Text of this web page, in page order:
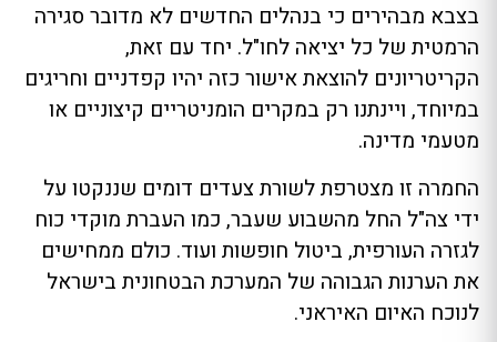
בצבא מבהירים כי בנהלים החדשים לא מדובר סגירה
הרמטית של כל יציאה לחו"ל. יחד עם זאת,
הקריטריונים להוצאת אישור כזה יהיו קפדניים וחריגים
במיוחד, ויינתנו רק במקרים הומניטריים קיצוניים או
מטעמי מדינה.
החמרה זו מצטרפת לשורת צעדים דומים שננקטו על
ידי צה"ל החל מהשבוע שעבר, כמו העברת מוקדי כוח
לגזרה העורפית, ביטול חופשות ועוד. כולם ממחישים
את הערנות הגבוהה של המערכת הבטחונית בישראל
לנוכח האיום האיראני.